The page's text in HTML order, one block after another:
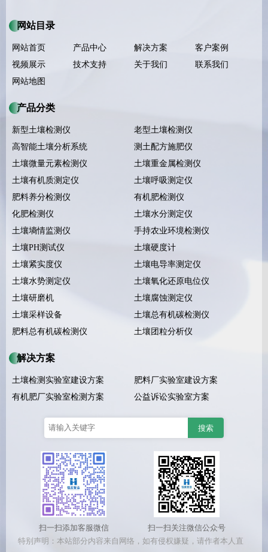
网站目录
网站首页 产品中心 解决方案
客户案例
视频展示
技术支持 关于我们
联系我们
网站地图
产品分类
新型土壤检测仪
老型土壤检测仪
高智能土壤分析系统
测土配方施肥仪
土壤微量元素检测仪
土壤重金属检测仪
土壤有机质测定仪
土壤呼吸测定仪
肥料养分检测仪
有机肥检测仪
化肥检测仪
土壤水分测定仪
土壤墒情监测仪
手持农业环境检测仪
土壤PH测试仪
土壤硬度计
土壤紧实度仪
土壤电导率测定仪
土壤水势测定仪
土壤氧化还原电位仪
土壤研磨机
土壤腐蚀测定仪
土壤采样设备
土壤总有机碳检测仪
肥料总有机碳检测仪
土壤团粒分析仪
解决方案
土壤检测实验室建设方案
肥料厂实验室建设方案
有机肥厂实验室检测方案
公益诉讼实验室方案
扫一扫添加客服微信
扫一扫关注微信公众号
特别声明：本站部分内容来自网络，如有侵权嫌疑，请作者本人直